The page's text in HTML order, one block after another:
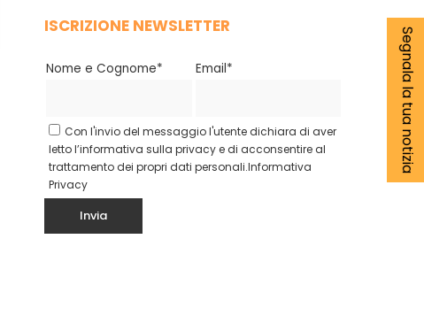
ISCRIZIONE NEWSLETTER
Nome e Cognome* Email*
Con l'invio del messaggio l'utente dichiara di aver
letto l’informativa sulla privacy e di acconsentire al
trattamento dei propri dati personali.Informativa
Privacy
Segnala la tua notizia